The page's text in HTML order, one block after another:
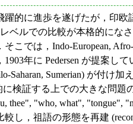
的に進歩を遂げたが，印
ベルでの比較が本格的にな
こでは，Indo-European,
年に Pedersen が提案し
Saharan, Sumerian) が付け加
検証する上での大きな問題
thee", "who, what", "tongue",
し，祖語の形態を再建